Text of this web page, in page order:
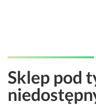
Sklep pod